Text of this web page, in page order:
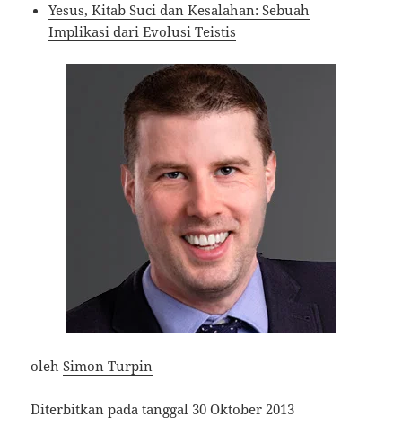
Yesus, Kitab Suci dan Kesalahan: Sebuah
Implikasi dari Evolusi Teistis
olehSimon Turpin
Diterbitkan pada tanggal 30 Oktober 2013